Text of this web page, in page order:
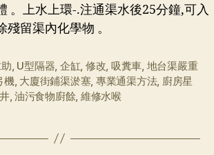
。上水上環-.注通渠水後25分鐘,可入
留渠內化學物 。
, U型隔器, 企缸, 修改, 吸糞車, 地台渠嚴重
機, 大廈街鋪渠淤塞, 專業通渠方法, 廚房星
, 油污食物廚餘, 維修水喉